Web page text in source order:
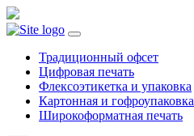
Традиционный офсет
Цифровая печать
Флексоэтикетка и упаковка
Картонная и гофроупаковка
Широкоформатная печать